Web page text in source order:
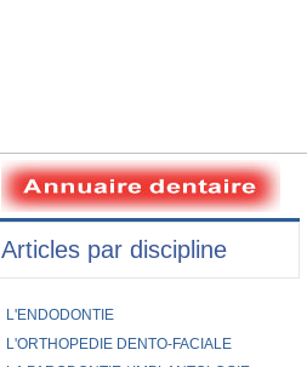
Articles par discipline
L'ENDODONTIE
L'ORTHOPEDIE DENTO-FACIALE